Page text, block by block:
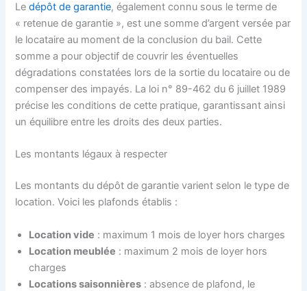
Ledépôt de garantie, également connu sous le terme de
« retenue de garantie », est une somme d’argent versée par
le locataire au moment de la conclusion du bail. Cette
somme a pour objectif de couvrir les éventuelles
dégradations constatées lors de la sortie du locataire ou de
compenser des impayés. La loi n° 89-462 du 6 juillet 1989
précise les conditions de cette pratique, garantissant ainsi
un équilibre entre les droits des deux parties.
Les montants légaux à respecter
Les montants du dépôt de garantie varient selon le type de
location. Voici les plafonds établis :
Location vide : maximum 1 mois de loyer hors charges
Location meublée : maximum 2 mois de loyer hors
charges
Locations saisonnières : absence de plafond, le